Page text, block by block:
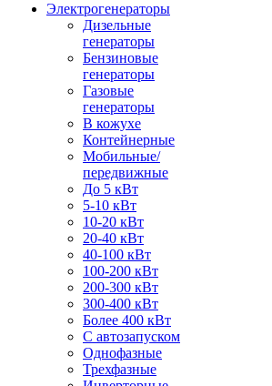
Электрогенераторы
Дизельные
генераторы
Бензиновые
генераторы
Газовые
генераторы
В кожухе
Контейнерные
Мобильные/
передвижные
До 5 кВт
5-10 кВт
10-20 кВт
20-40 кВт
40-100 кВт
100-200 кВт
200-300 кВт
300-400 кВт
Более 400 кВт
С автозапуском
Однофазные
Трехфазные